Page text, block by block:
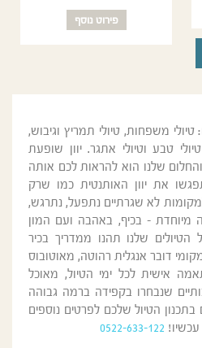
פירוט נוסף
משפחות, טיולי תמריץ וגיבוש,
טבע וטיולי אתגר. יוון שופעת
שלנו הוא להראות לכם אותה
את יוון האותנטית כמו שרק
למקומות לא שגרתיים נתפעל, נתרגש,
מיוחדת - בכיף, באהבה ועם המון
שלנו תהנו ממדריך בכיר
דובר אנגלית רהוטה, מאוטובוס
אישית לכל ימי הטיול, מאוכל
שנבחרו בקפידה ברמה גבוהה
בתכנון הטיול שלכם לפרטים נוספים
0522-633-122